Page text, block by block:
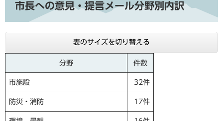
市長への意見・提言メール分野別内訳
表のサイズを切り替える
分野 件数
市施設 32件
防災・消防 17件